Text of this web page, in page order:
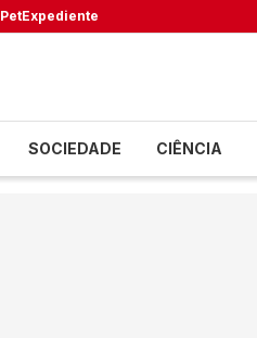
PetExpediente
SOCIEDADE CIÊNCIA